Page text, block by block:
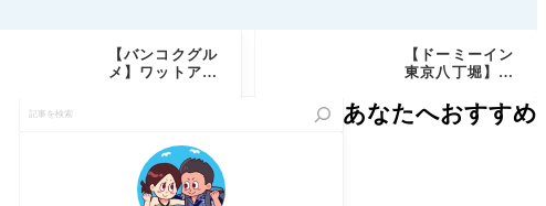
【バンコクグル
メ】ワットアル
n」実食レビュ
ー｜予約必須の
特等席でしあわ
せディナー
【ドーミーイン
東京八丁堀】宿
室・天然温泉・
サウナ・無料サ
あなたへおすすめ